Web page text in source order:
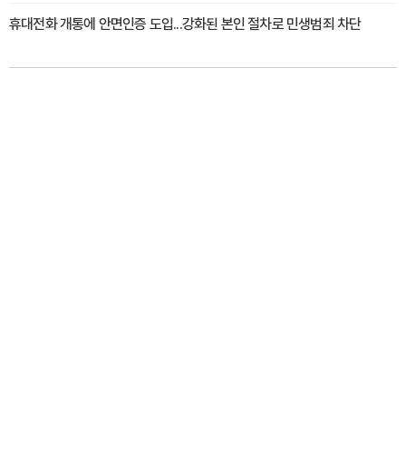
휴대전화 개통에 안면인증 도입...강화된 본인 절차로 민생범죄 차단